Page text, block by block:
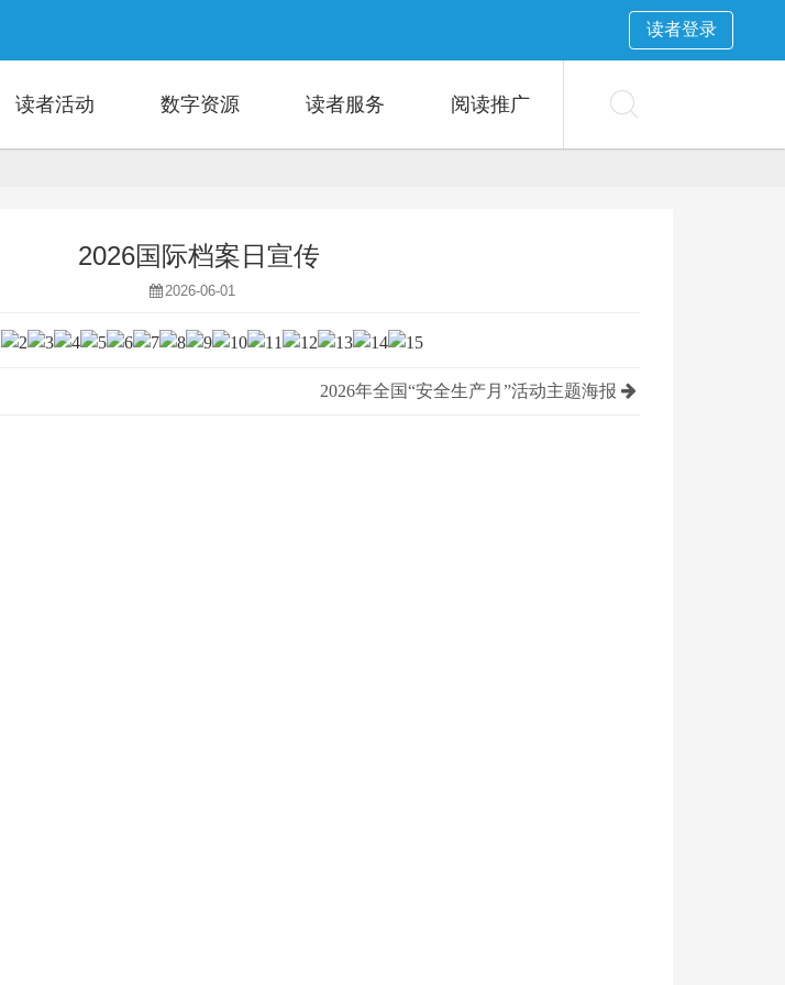
- 2026-06-28
读者登录
读者活动 数字资源 读者服务 阅读推广
2026国际档案日宣传
2026-06-01
2026年全国“安全生产月”活动主题海报